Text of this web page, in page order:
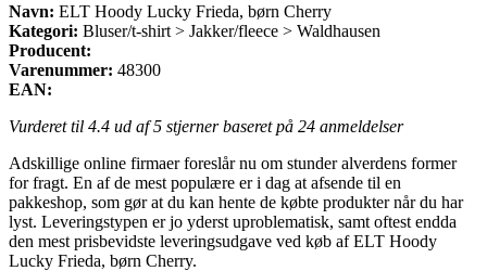
Navn: ELT Hoody Lucky Frieda, børn Cherry
Kategori: Bluser/t-shirt > Jakker/fleece > Waldhausen
Producent:
Varenummer: 48300
EAN:
Vurderet til 4.4 ud af 5 stjerner baseret på 24 anmeldelser
Adskillige online firmaer foreslår nu om stunder alverdens former
for fragt. En af de mest populære er i dag at afsende til en
pakkeshop, som gør at du kan hente de købte produkter når du har
lyst. Leveringstypen er jo yderst uproblematisk, samt oftest endda
den mest prisbevidste leveringsudgave ved køb af ELT Hoody
Lucky Frieda, børn Cherry.